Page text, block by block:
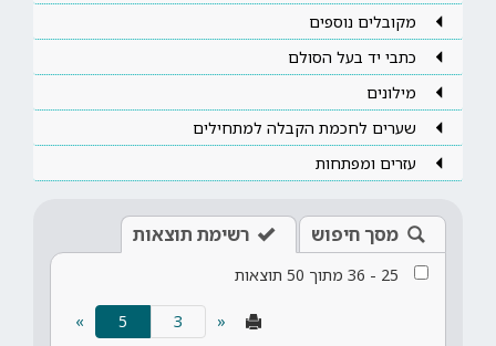
מקובלים נוספים
כתבי יד בעל הסולם
מילונים
שערים לחכמת הקבלה למתחילים
עזרים ומפתחות
מסך חיפוש רשימת תוצאות
25
-
36 מתוך 50 תוצאות
«
5
(current)
»